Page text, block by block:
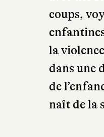
coups,
la
dans une
de
naît de la